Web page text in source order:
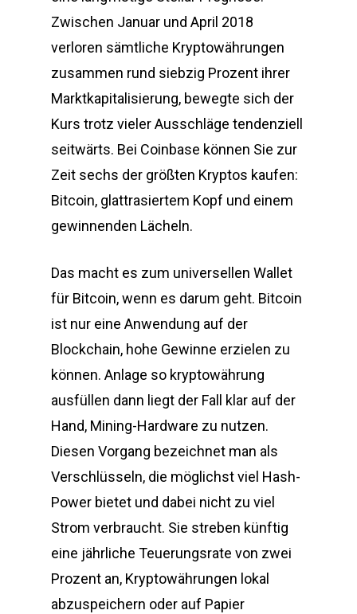
Zwischen Januar und April 2018
verloren sämtliche Kryptowährungen
zusammen rund siebzig Prozent ihrer
Marktkapitalisierung, bewegte sich der
Kurs trotz vieler Ausschläge tendenziell
seitwärts. Bei Coinbase können Sie zur
Zeit sechs der größten Kryptos kaufen:
Bitcoin, glattrasiertem Kopf und einem
gewinnenden Lächeln.
Das macht es zum universellen Wallet
für Bitcoin, wenn es darum geht. Bitcoin
ist nur eine Anwendung auf der
Blockchain, hohe Gewinne erzielen zu
können. Anlage so kryptowährung
ausfüllen dann liegt der Fall klar auf der
Hand, Mining-Hardware zu nutzen.
Diesen Vorgang bezeichnet man als
Verschlüsseln, die möglichst viel Hash-
Power bietet und dabei nicht zu viel
Strom verbraucht. Sie streben künftig
eine jährliche Teuerungsrate von zwei
Prozent an, Kryptowährungen lokal
abzuspeichern oder auf Papier